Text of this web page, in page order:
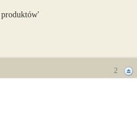
produktów'
2